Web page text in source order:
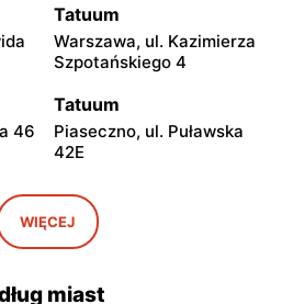
Tatuum
Warszawa, ul. Kazimierza
Szpotańskiego 4
46
Tatuum
Piaseczno, ul. Puławska
42E
Tatuum
Wołomin, ul. Geodetów 2
Tatuum
WIĘCEJ
miast